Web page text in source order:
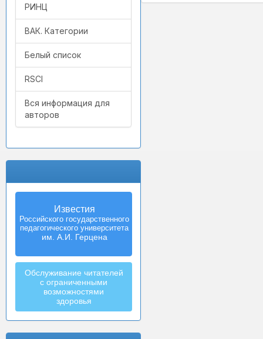
РИНЦ
ВАК. Категории
Белый список
RSCI
Вся информация для
авторов
Известия
Российского государственного
педагогического университета
им. А.И. Герцена
Izvestia:
Herzen University
Journal of
Humanities & Sciences
Обслуживание читателей
с ограниченными
возможностями
здоровья